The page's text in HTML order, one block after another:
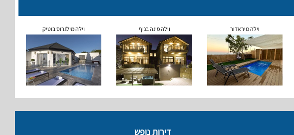
וילה מיראדור וילה פינה בנוף וילה מילגרוס בוטיק
דירות נופש